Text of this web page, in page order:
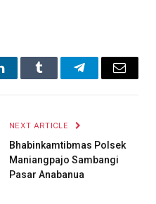
Tumblr TelegramEmail
NEXT ARTICLE
Bhabinkamtibmas Polsek
Maniangpajo Sambangi
Pasar Anabanua